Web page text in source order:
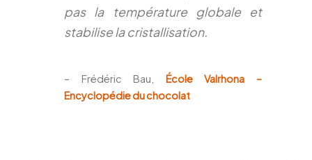
pas la température globale et
stabilise la cristallisation.
– Frédéric Bau, École Valrhona –
Encyclopédie du chocolat